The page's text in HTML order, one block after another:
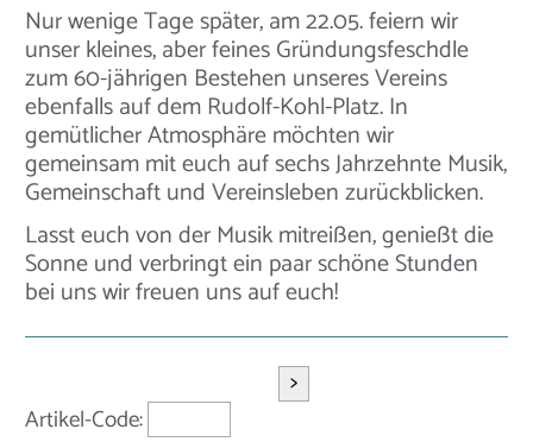
Nur wenige Tage später, am 22.05. feiern wir
unser kleines, aber feines Gründungsfeschdle
zum 60-jährigen Bestehen unseres Vereins
ebenfalls auf dem Rudolf-Kohl-Platz. In
gemütlicher Atmosphäre möchten wir
gemeinsam mit euch auf sechs Jahrzehnte Musik,
Gemeinschaft und Vereinsleben zurückblicken.
Lasst euch von der Musik mitreißen, genießt die
Sonne und verbringt ein paar schöne Stunden
bei uns wir freuen uns auf euch!
Artikel-Code:
>